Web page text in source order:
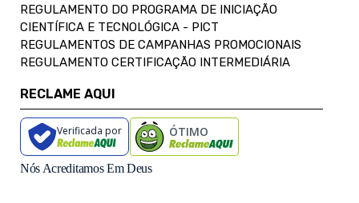
REGULAMENTO DO PROGRAMA DE INICIAÇÃO
CIENTÍFICA E TECNOLÓGICA - PICT
REGULAMENTOS DE CAMPANHAS PROMOCIONAIS
REGULAMENTO CERTIFICAÇÃO INTERMEDIÁRIA
RECLAME AQUI
Verificada por ÓTIMO
Nós Acreditamos Em Deus